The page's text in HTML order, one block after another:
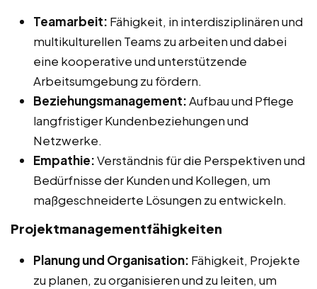
Teamarbeit: Fähigkeit, in interdisziplinären und
multikulturellen Teams zu arbeiten und dabei
eine kooperative und unterstützende
Arbeitsumgebung zu fördern.
Beziehungsmanagement:Aufbau und Pflege
langfristiger Kundenbeziehungen und
Netzwerke.
Empathie:Verständnis für die Perspektiven und
Bedürfnisse der Kunden und Kollegen, um
maßgeschneiderte Lösungen zu entwickeln.
Projektmanagementfähigkeiten
Planung und Organisation: Fähigkeit, Projekte
zu planen, zu organisieren und zu leiten, um